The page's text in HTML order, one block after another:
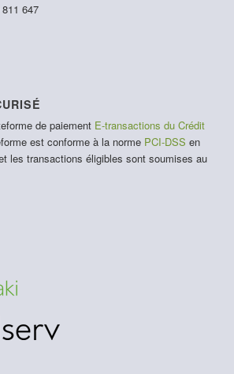
647
de paiement E-transactions du Crédit
est conforme à la norme PCI-DSS en
les transactions éligibles sont soumises au